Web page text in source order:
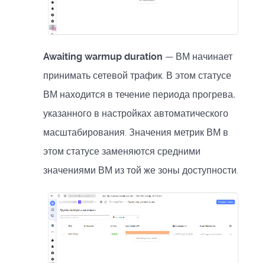
Awaiting warmup duration — ВМ начинает
принимать сетевой трафик. В этом статусе
ВМ находится в течение периода прогрева,
указанного в настройках автоматического
масштабирования. Значения метрик ВМ в
этом статусе заменяются средними
значениями ВМ из той же зоны доступности.